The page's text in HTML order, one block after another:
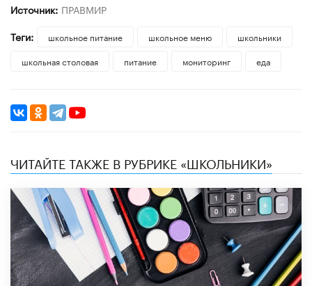
Источник: ПРАВМИР
Теги:
школьное питание школьное меню
школьники
школьная столовая
питание мониторинг еда
ЧИТАЙТЕ ТАКЖЕ В РУБРИКЕ «ШКОЛЬНИКИ»